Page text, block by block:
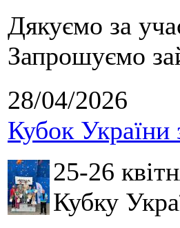
Дякуємо за
Запрошуємо
28/04/2026
Кубок України
25-26
Кубку